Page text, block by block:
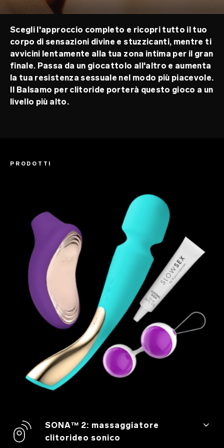
Scegli l'approccio completo e ricopri tutto il tuo
corpo di sensazioni divine e stuzzicanti, mentre ti
avvicini lentamente alla tua zona intima per il gran
finale. Passa da un giocattolo all'altro e aumenta
la tua resistenza sessuale nel modo più piacevole.
Il Balsamo per clitoride porterà questo gioco a un
livello più alto.
PRODOTTI
SONA™ 2: massaggiatore
clitorideo sonico